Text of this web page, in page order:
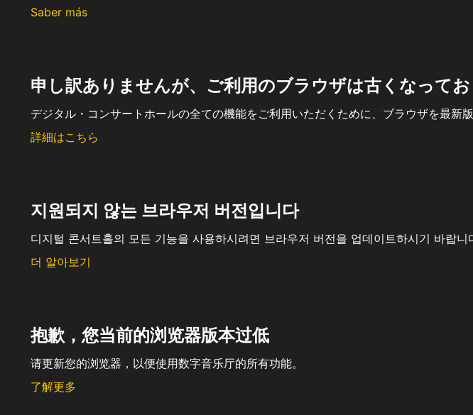
Saber más
申し訳ありませんが、ご利用のブラウザは古くなって
デジタル・コンサートホールの全ての機能をご利用いただくために、ブラウザを最新
詳細はこちら
지원되지 않는 브라우저 버전입니다
디지털 콘서트홀의 모든 기능을 사용하시려면 브라우저 버전을 업데이트하시기 바랍니
더 알아보기
抱歉，您当前的浏览器版本过低
请更新您的浏览器，以便使用数字音乐厅的所有功能。
了解更多